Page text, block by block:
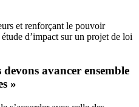
et renforçant le pouvoir
d’impact sur un projet de loi
avancer ensemble
»